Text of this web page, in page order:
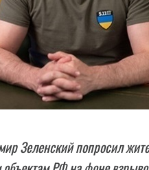
Зеленский попросил